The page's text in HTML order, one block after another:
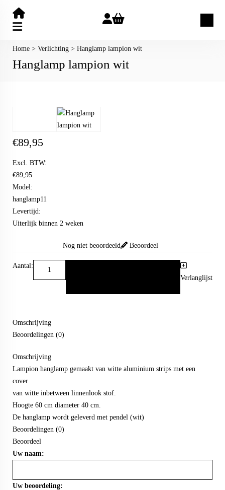
Home > Verlichting > Hanglamp lampion wit
Hanglamp lampion wit
€89,95
Excl. BTW:
€89,95
Model:
hanglamp11
Levertijd:
Uiterlijk binnen 2 weken
Nog niet beoordeeld Beoordeel
Aantal:
Verlanglijst
Omschrijving
Beoordelingen (0)
Omschrijving
Lampion hanglamp gemaakt van witte aluminium strips met een
cover
van witte inbetween linnenlook stof.
Hoogte 60 cm diameter 40 cm.
De hanglamp wordt geleverd met pendel (wit)
Beoordelingen (0)
Beoordeel
Uw naam:
Uw beoordeling: